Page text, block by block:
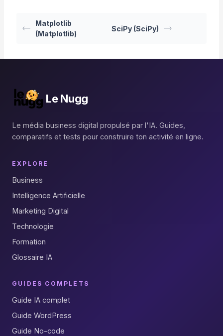
Matplotlib
(Matplotlib)
SciPy (SciPy)
Le Nugg
Le média business digital propulsé par l'IA. Guides,
comparatifs et tests pour construire ton activité en ligne.
EXPLORE
Business
Intelligence Artificielle
Marketing Digital
Technologie
Formation
Glossaire IA
GUIDES COMPLETS
Guide IA complet
Guide WordPress
Guide No-code